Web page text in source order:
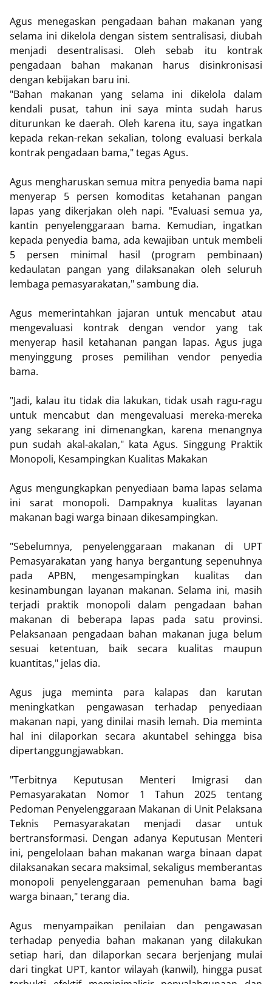
Agus menegaskan pengadaan bahan makanan yang
selama ini dikelola dengan sistem sentralisasi, diubah
menjadi desentralisasi. Oleh sebab itu kontrak
pengadaan bahan makanan harus disinkronisasi
dengan kebijakan baru ini.
"Bahan makanan yang selama ini dikelola dalam
kendali pusat, tahun ini saya minta sudah harus
diturunkan ke daerah. Oleh karena itu, saya ingatkan
kepada rekan-rekan sekalian, tolong evaluasi berkala
kontrak pengadaan bama," tegas Agus.
Agus mengharuskan semua mitra penyedia bama napi
menyerap 5 persen komoditas ketahanan pangan
lapas yang dikerjakan oleh napi. "Evaluasi semua ya,
kantin penyelenggaraan bama. Kemudian, ingatkan
kepada penyedia bama, ada kewajiban untuk membeli
5 persen minimal hasil (program pembinaan)
kedaulatan pangan yang dilaksanakan oleh seluruh
lembaga pemasyarakatan," sambung dia.
Agus memerintahkan jajaran untuk mencabut atau
mengevaluasi kontrak dengan vendor yang tak
menyerap hasil ketahanan pangan lapas. Agus juga
menyinggung proses pemilihan vendor penyedia
bama.
"Jadi, kalau itu tidak dia lakukan, tidak usah ragu-ragu
untuk mencabut dan mengevaluasi mereka-mereka
yang sekarang ini dimenangkan, karena menangnya
pun sudah akal-akalan," kata Agus. Singgung Praktik
Monopoli, Kesampingkan Kualitas Makakan
Agus mengungkapkan penyediaan bama lapas selama
ini sarat monopoli. Dampaknya kualitas layanan
makanan bagi warga binaan dikesampingkan.
"Sebelumnya, penyelenggaraan makanan di UPT
Pemasyarakatan yang hanya bergantung sepenuhnya
pada APBN, mengesampingkan kualitas dan
kesinambungan layanan makanan. Selama ini, masih
terjadi praktik monopoli dalam pengadaan bahan
makanan di beberapa lapas pada satu provinsi.
Pelaksanaan pengadaan bahan makanan juga belum
sesuai ketentuan, baik secara kualitas maupun
kuantitas," jelas dia.
Agus juga meminta para kalapas dan karutan
meningkatkan pengawasan terhadap penyediaan
makanan napi, yang dinilai masih lemah. Dia meminta
hal ini dilaporkan secara akuntabel sehingga bisa
dipertanggungjawabkan.
"Terbitnya Keputusan Menteri Imigrasi dan
Pemasyarakatan Nomor 1 Tahun 2025 tentang
Pedoman Penyelenggaraan Makanan di Unit Pelaksana
Teknis Pemasyarakatan menjadi dasar untuk
bertransformasi. Dengan adanya Keputusan Menteri
ini, pengelolaan bahan makanan warga binaan dapat
dilaksanakan secara maksimal, sekaligus memberantas
monopoli penyelenggaraan pemenuhan bama bagi
warga binaan," terang dia.
Agus menyampaikan penilaian dan pengawasan
terhadap penyedia bahan makanan yang dilakukan
setiap hari, dan dilaporkan secara berjenjang mulai
dari tingkat UPT, kantor wilayah (kanwil), hingga pusat